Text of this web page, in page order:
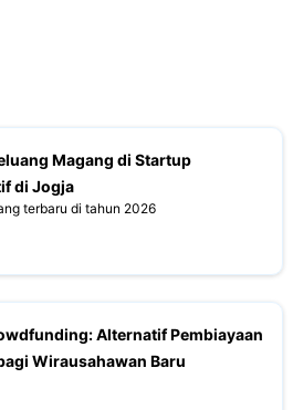
Magang di Startup
di Jogja
terbaru di tahun 2026
Alternatif Pembiayaan
Wirausahawan Baru